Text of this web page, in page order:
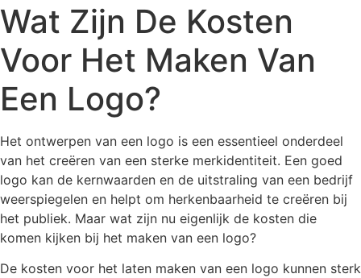
Wat Zijn De Kosten
Voor Het Maken Van
Een Logo?
Het ontwerpen van een logo is een essentieel onderdeel
van het creëren van een sterke merkidentiteit. Een goed
logo kan de kernwaarden en de uitstraling van een bedrijf
weerspiegelen en helpt om herkenbaarheid te creëren bij
het publiek. Maar wat zijn nu eigenlijk de kosten die
komen kijken bij het maken van een logo?
De kosten voor het laten maken van een logo kunnen sterk